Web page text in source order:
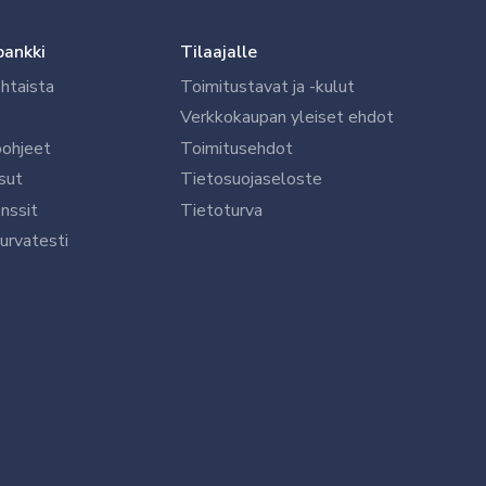
Tilaajalle
Toimitustavat ja -kulut
Verkkokaupan yleiset ehdot
Toimitusehdot
Tietosuojaseloste
Tietoturva